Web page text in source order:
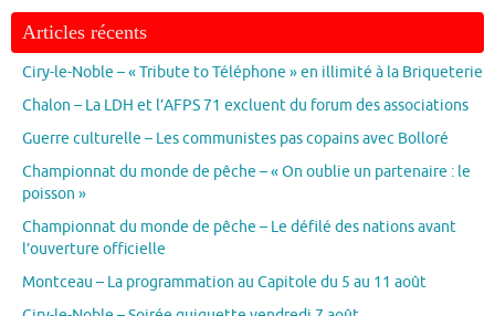
Articles récents
Ciry-le-Noble – « Tribute to Téléphone » en illimité à la Briqueterie
Chalon – La LDH et l’AFPS 71 excluent du forum des associations
Guerre culturelle – Les communistes pas copains avec Bolloré
Championnat du monde de pêche – « On oublie un partenaire : le
poisson »
Championnat du monde de pêche – Le défilé des nations avant
l’ouverture officielle
Montceau – La programmation au Capitole du 5 au 11 août